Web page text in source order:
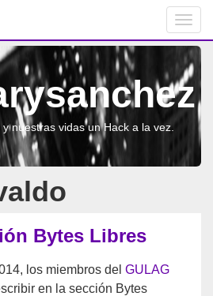
nuestras vidas un Hack a la vez.
Bytes Libres
los miembros del GULAG
en la sección Bytes